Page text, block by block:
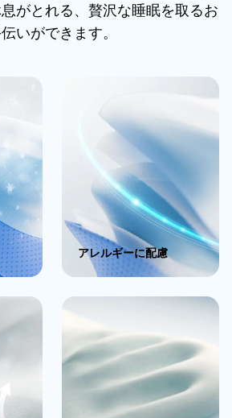
がとれる、贅沢な睡眠を取るお
いができます。
アレルギーに配慮